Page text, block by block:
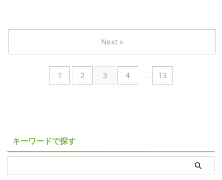
1 2 3 4 … 13
Next »
キーワードで探す